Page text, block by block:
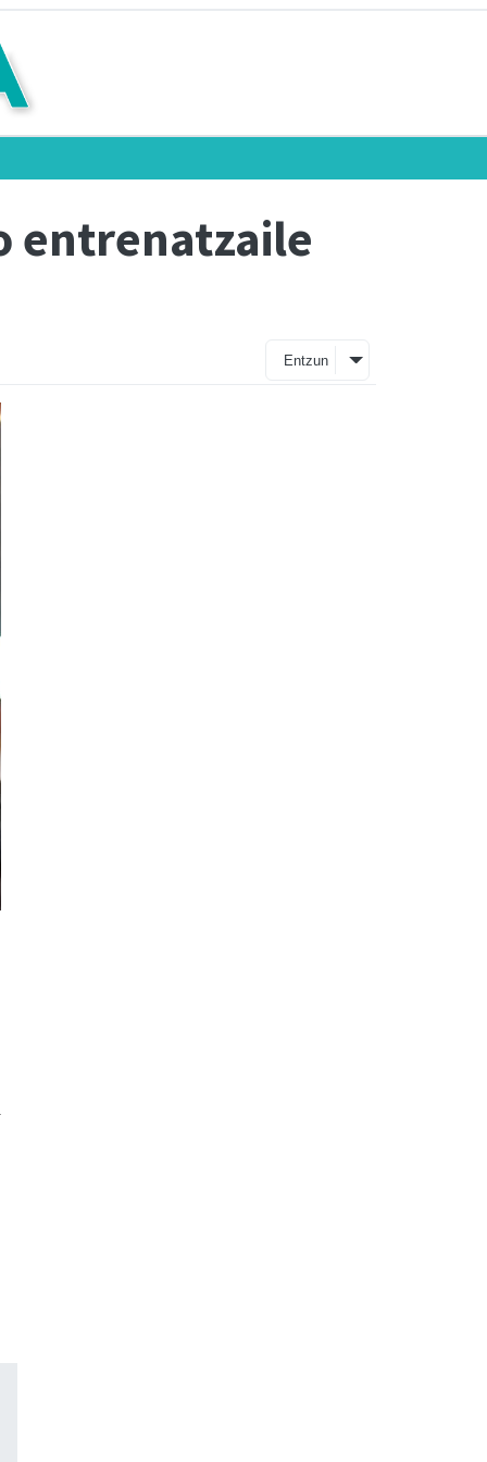
entrenatzaile
Entzun